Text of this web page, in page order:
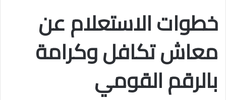
خطوات الاستعلام عن
معاش تكافل وكرامة
بالرقم القومي